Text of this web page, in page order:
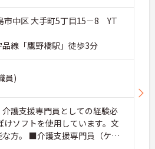
市中区 大手町5丁目15－8 YT
品線「鷹野橋駅」徒歩3分
員)
護支援専門員としての経験必
ソフトを使用しています。文
な方。 ■介護支援専門員（ケア